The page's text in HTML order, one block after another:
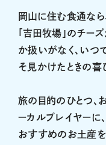
岡山に住む食通なら
「吉田牧場」のチ
か扱いがなく、いつ
そ見かけたときの喜
旅の目的のひとつ、
ーカルプレイヤーに
おすすめのお土産を